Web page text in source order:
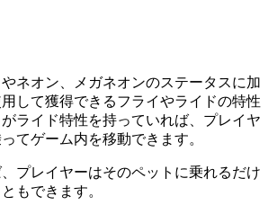
ネオン、メガネオンのステータスに加
して獲得できるフライやライドの特性
ライド特性を持っていれば、プレイヤ
てゲーム内を移動できます。
プレイヤーはそのペットに乗れるだけ
もできます。